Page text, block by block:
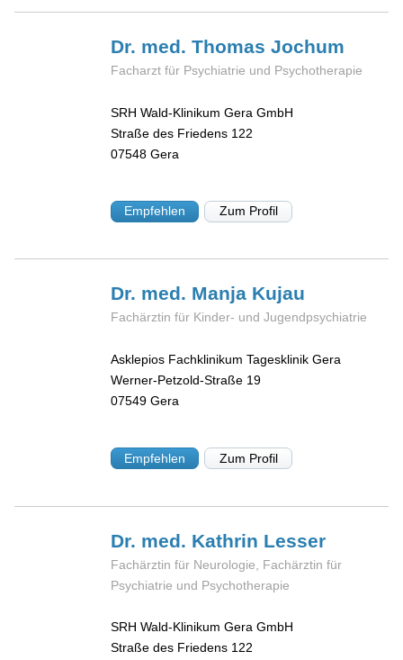
Dr. med. ThomasJochum
Facharzt für Psychiatrie und Psychotherapie
SRH Wald-Klinikum Gera GmbH
Straße des Friedens 122
07548 Gera
Empfehlen Zum Profil
Dr. med. Manja Kujau
Fachärztin für Kinder- und Jugendpsychiatrie
Asklepios Fachklinikum Tagesklinik Gera
Werner-Petzold-Straße 19
07549 Gera
Empfehlen Zum Profil
Dr. med. Kathrin Lesser
Fachärztin für Neurologie, Fachärztin für
Psychiatrie und Psychotherapie
SRH Wald-Klinikum Gera GmbH
Straße des Friedens 122